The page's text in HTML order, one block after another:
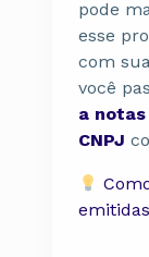
pode
esse
com
você
a
CNPJ